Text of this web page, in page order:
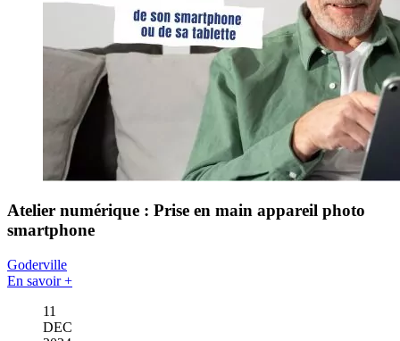
Atelier numérique : Prise en main appareil photo
smartphone
Goderville
En savoir +
11
DEC